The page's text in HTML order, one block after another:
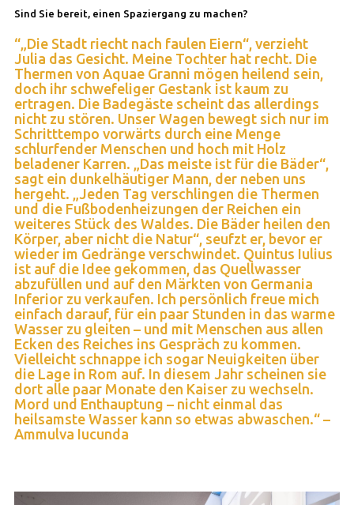
Sind Sie bereit, einen Spaziergang zu machen?
“„Die Stadt riecht nach faulen Eiern“, verzieht
Julia das Gesicht. Meine Tochter hat recht. Die
Thermen von Aquae Granni mögen heilend sein,
doch ihr schwefeliger Gestank ist kaum zu
ertragen. Die Badegäste scheint das allerdings
nicht zu stören. Unser Wagen bewegt sich nur im
Schritttempo vorwärts durch eine Menge
schlurfender Menschen und hoch mit Holz
beladener Karren. „Das meiste ist für die Bäder“,
sagt ein dunkelhäutiger Mann, der neben uns
hergeht. „Jeden Tag verschlingen die Thermen
und die Fußbodenheizungen der Reichen ein
weiteres Stück des Waldes. Die Bäder heilen den
Körper, aber nicht die Natur“, seufzt er, bevor er
wieder im Gedränge verschwindet. Quintus Iulius
ist auf die Idee gekommen, das Quellwasser
abzufüllen und auf den Märkten von Germania
Inferior zu verkaufen. Ich persönlich freue mich
einfach darauf, für ein paar Stunden in das warme
Wasser zu gleiten – und mit Menschen aus allen
Ecken des Reiches ins Gespräch zu kommen.
Vielleicht schnappe ich sogar Neuigkeiten über
die Lage in Rom auf. In diesem Jahr scheinen sie
dort alle paar Monate den Kaiser zu wechseln.
Mord und Enthauptung – nicht einmal das
heilsamste Wasser kann so etwas abwaschen.“ –
Ammulva Iucunda